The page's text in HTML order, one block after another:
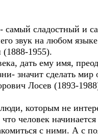
сладостный и
на любом
1955).
ему имя,
сделать мир
Лосев (1893-
которым не
человек
с ними. А с